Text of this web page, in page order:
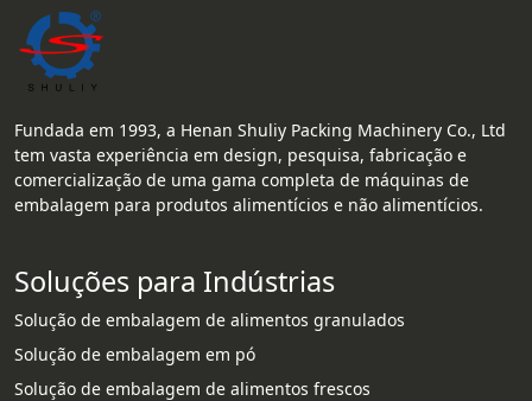
Fundada em 1993, a Henan Shuliy Packing Machinery Co., Ltd
tem vasta experiência em design, pesquisa, fabricação e
comercialização de uma gama completa de máquinas de
embalagem para produtos alimentícios e não alimentícios.
Soluções para Indústrias
Solução de embalagem de alimentos granulados
Solução de embalagem em pó
Solução de embalagem de alimentos frescos